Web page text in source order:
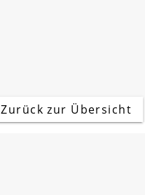
Zurück zur Übersicht